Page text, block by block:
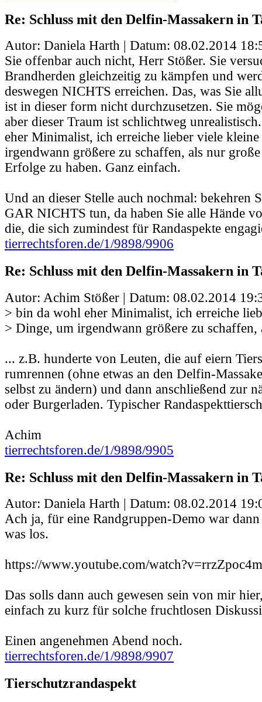
Re: Schluss mit den Delfin-Massakern in
Autor: Daniela Harth | Datum: 08.02.2014
Sie offenbar auch nicht, Herr Stößer. Sie
Brandherden gleichzeitig zu kämpfen und
deswegen NICHTS erreichen. Das, was Sie
ist in dieser form nicht durchzusetzen. Sie
aber dieser Traum ist schlichtweg
eher Minimalist, ich erreiche lieber viele
irgendwann größere zu schaffen, als nur
Erfolge zu haben. Ganz einfach.
Und an dieser Stelle auch nochmal: bekehren
GAR NICHTS tun, da haben Sie alle Hände
die, die sich zumindest für Randaspekte
tierrechtsforen.de/1/9898/9906
Re: Schluss mit den Delfin-Massakern in
Autor: Achim Stößer | Datum: 08.02.2014
> bin da wohl eher Minimalist, ich erreiche
> Dinge, um irgendwann größere zu schaffen,
... z.B. hunderte von Leuten, die auf eiern
rumrennen (ohne etwas an den Delfin-
selbst zu ändern) und dann anschließend zur
oder Burgerladen. Typischer
Achim
tierrechtsforen.de/1/9898/9905
Re: Schluss mit den Delfin-Massakern in
Autor: Daniela Harth | Datum: 08.02.2014
Ach ja, für eine Randgruppen-Demo war
was los.
https://www.youtube.com/
Das solls dann auch gewesen sein von mir
einfach zu kurz für solche fruchtlosen
Einen angenehmen Abend noch.
tierrechtsforen.de/1/9898/9907
Tierschutzrandaspekt